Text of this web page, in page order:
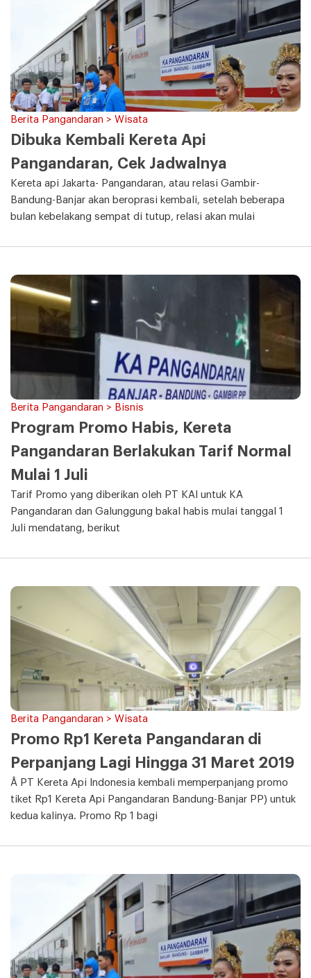
Berita Pangandaran > Wisata
Dibuka Kembali Kereta Api
Pangandaran, Cek Jadwalnya
Kereta api Jakarta- Pangandaran, atau relasi Gambir-
Bandung-Banjar akan beroprasi kembali, setelah beberapa
bulan kebelakang sempat di tutup, relasi akan mulai
Berita Pangandaran > Bisnis
Program Promo Habis, Kereta
Pangandaran Berlakukan Tarif Normal
Mulai 1 Juli
Tarif Promo yang diberikan oleh PT KAI untuk KA
Pangandaran dan Galunggung bakal habis mulai tanggal 1
Juli mendatang, berikut
Berita Pangandaran > Wisata
Promo Rp1 Kereta Pangandaran di
Perpanjang Lagi Hingga 31 Maret 2019
Â PT Kereta Api Indonesia kembali memperpanjang promo
tiket Rp1 Kereta Api Pangandaran Bandung-Banjar PP) untuk
kedua kalinya. Promo Rp 1 bagi